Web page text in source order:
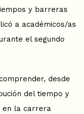
y barreras
a académicos/as
el segundo
desde
del tiempo y
en la carrera